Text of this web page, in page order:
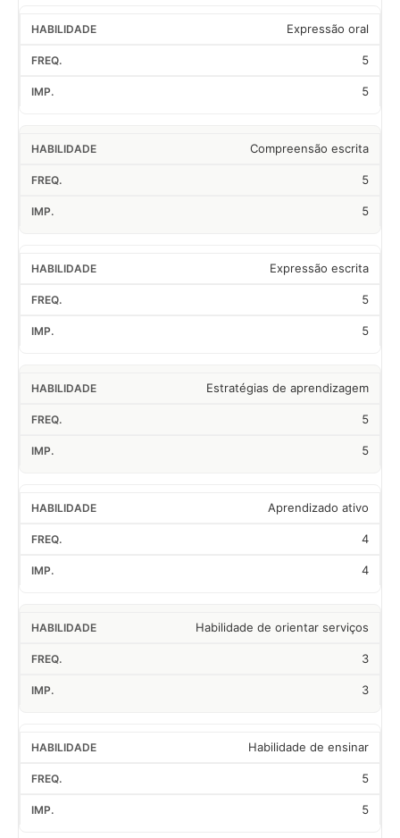
Expressão oral
5
5
Compreensão escrita
5
5
Expressão escrita
5
5
Estratégias de aprendizagem
5
5
Aprendizado ativo
4
4
Habilidade de orientar serviços
3
3
Habilidade de ensinar
5
5